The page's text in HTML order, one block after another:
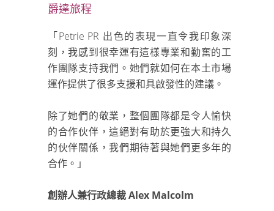
爵達旅程
「Petrie PR 出色的表現一直令我印象深
刻，我感到很幸運有這樣專業和勤奮的工
作團隊支持我們。她們就如何在本土市場
運作提供了很多支援和具啟發性的建議。
除了她們的敬業，整個團隊都是令人愉快
的合作伙伴，這絕對有助於更強大和持久
的伙伴關係，我們期待著與她們更多年的
合作。」
創辦人兼行政總裁 Alex Malcolm